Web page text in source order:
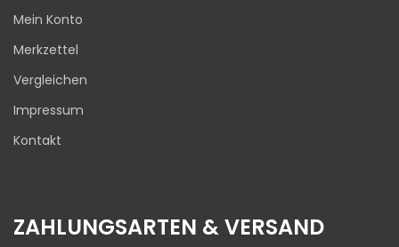
Mein Konto
Merkzettel
Vergleichen
Impressum
Kontakt
ZAHLUNGSARTEN & VERSAND